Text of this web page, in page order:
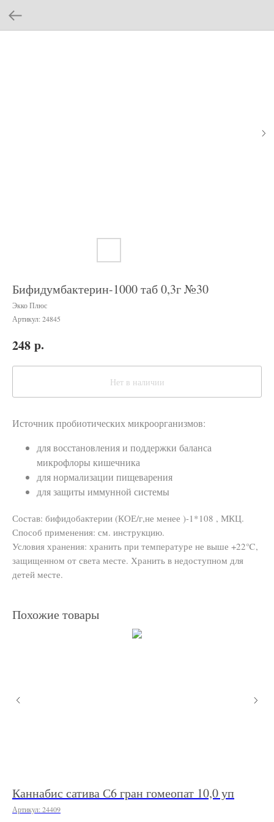
Бифидумбактерин-1000 таб 0,3г №30
Экко Плюс
Артикул: 24845
248 р.
Нет в наличии
Источник пробиотических микроорганизмов:
для восстановления и поддержки баланса
микрофлоры кишечника
для нормализации пищеварения
для защиты иммунной системы
Состав: бифидобактерии (КОЕ/г,не менее )-1*108 , МКЦ.
Способ применения: см. инструкцию.
Условия хранения: хранить при температуре не выше +22℃,
защищенном от света месте. Хранить в недоступном для
детей месте.
Похожие товары
Каннабис сатива С6 гран гомеопат 10,0 уп
Артикул: 24409